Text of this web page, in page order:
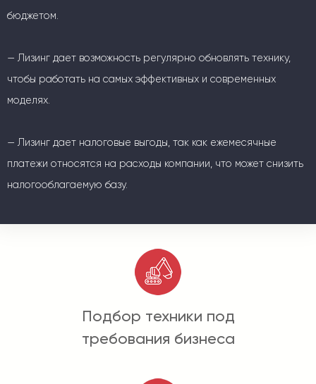
бюджетом.
— Лизинг дает возможность регулярно обновлять технику,
чтобы работать на самых эффективных и современных
моделях.
— Лизинг дает налоговые выгоды, так как ежемесячные
платежи относятся на расходы компании, что может снизить
налогооблагаемую базу.
Подбор техники под
требования бизнеса